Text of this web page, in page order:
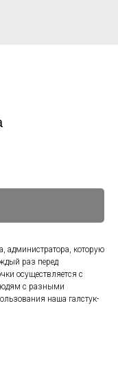
администратора, которую
раз перед
осуществляется с
с разными
наша галстук-